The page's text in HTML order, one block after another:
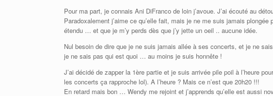
Pour ma part, je connais Ani DiFranco de loin j’avoue. J’ai écouté au
Paradoxalement j’aime ce qu’elle fait, mais je ne me suis jamais
étendu … et que je m’y perds dès que j’y jette un oeil .. aucune idée.
Nul besoin de dire que je ne suis jamais allée à ses concerts, et je ne
je ne sais pas qui est quoi … au moins je suis honnête !
J’ai décidé de zapper la 1ère partie et je suis arrivée pile poil à l’heure
les concerts ça rapproche lol). A l’heure ? Mais ce n’est que 20h20 !!!
En retard mais bon … Wendy me rejoint et j’apprends qu’elle est aussi